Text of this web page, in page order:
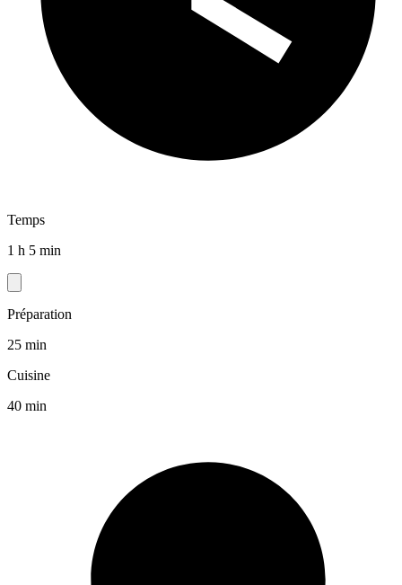
Temps
1 h 5 min
Préparation
25 min
Cuisine
40 min